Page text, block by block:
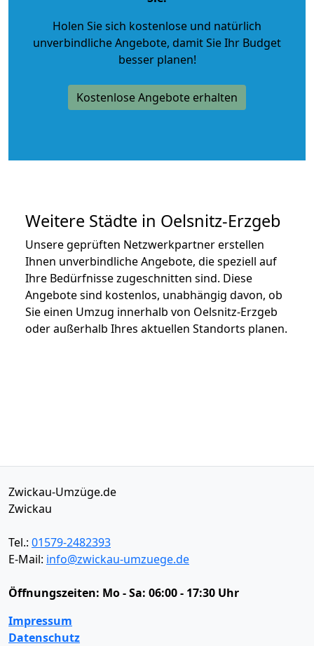
Holen Sie sich kostenlose und natürlich
unverbindliche Angebote, damit Sie Ihr Budget
besser planen!
Kostenlose Angebote erhalten
Weitere Städte in Oelsnitz-Erzgeb
Unsere geprüften Netzwerkpartner erstellen
Ihnen unverbindliche Angebote, die speziell auf
Ihre Bedürfnisse zugeschnitten sind. Diese
Angebote sind kostenlos, unabhängig davon, ob
Sie einen Umzug innerhalb von Oelsnitz-Erzgeb
oder außerhalb Ihres aktuellen Standorts planen.
Zwickau-Umzüge.de
Zwickau
Tel.: 01579-2482393
E-Mail: info@zwickau-umzuege.de
Öffnungszeiten: Mo - Sa: 06:00 - 17:30 Uhr
Impressum
Datenschutz